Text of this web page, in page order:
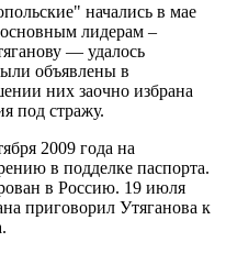
начались в мае
основным лидерам –
— удалось
объявлены в
них заочно избрана
под стражу.
2009 года на
в подделке паспорта.
в Россию. 19 июля
приговорил Утяганова к